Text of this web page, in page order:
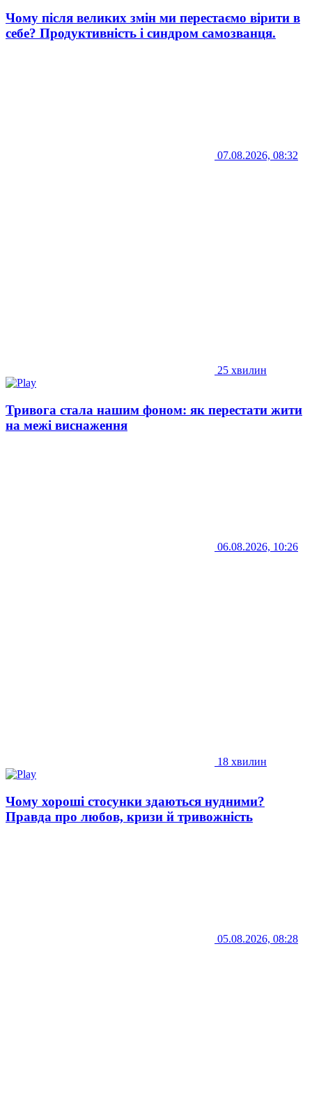
Чому після великих змін ми перестаємо вірити в
себе? Продуктивність і синдром самозванця.
07.08.2026, 08:32
25 хвилин
Тривога стала нашим фоном: як перестати жити
на межі виснаження
06.08.2026, 10:26
18 хвилин
Чому хороші стосунки здаються нудними?
Правда про любов, кризи й тривожність
05.08.2026, 08:28